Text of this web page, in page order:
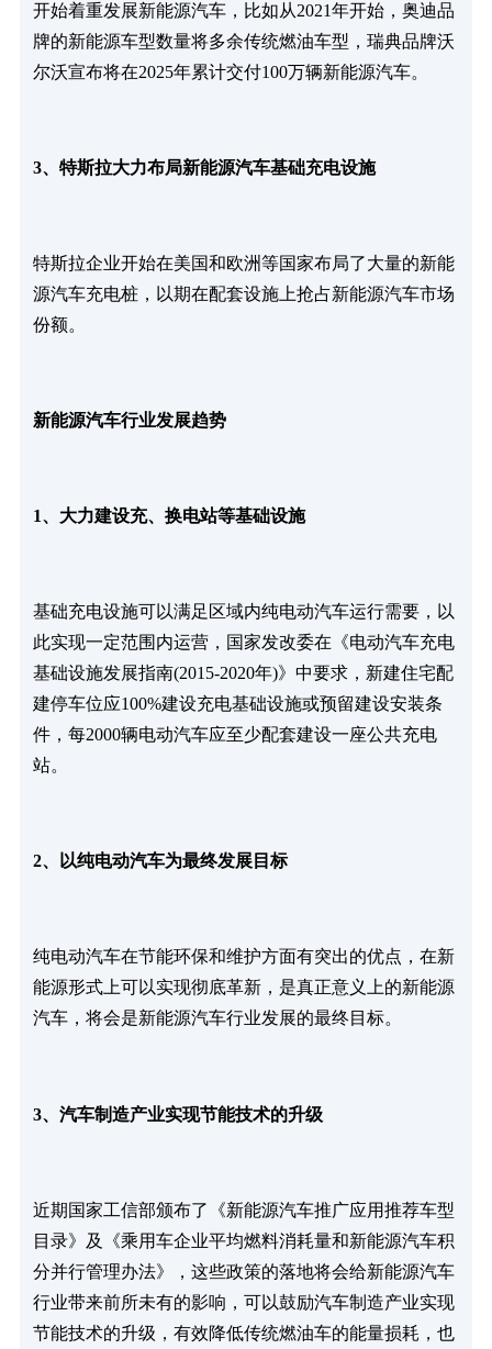
开始着重发展新能源汽车，比如从2021年开始，奥迪品
牌的新能源车型数量将多余传统燃油车型，瑞典品牌沃
尔沃宣布将在2025年累计交付100万辆新能源汽车。
3、特斯拉大力布局新能源汽车基础充电设施
特斯拉企业开始在美国和欧洲等国家布局了大量的新能
源汽车充电桩，以期在配套设施上抢占新能源汽车市场
份额。
新能源汽车行业发展趋势
1、大力建设充、换电站等基础设施
基础充电设施可以满足区域内纯电动汽车运行需要，以
此实现一定范围内运营，国家发改委在《电动汽车充电
基础设施发展指南(2015-2020年)》中要求，新建住宅配
建停车位应100%建设充电基础设施或预留建设安装条
件，每2000辆电动汽车应至少配套建设一座公共充电
站。
2、以纯电动汽车为最终发展目标
纯电动汽车在节能环保和维护方面有突出的优点，在新
能源形式上可以实现彻底革新，是真正意义上的新能源
汽车，将会是新能源汽车行业发展的最终目标。
3、汽车制造产业实现节能技术的升级
近期国家工信部颁布了《新能源汽车推广应用推荐车型
目录》及《乘用车企业平均燃料消耗量和新能源汽车积
分并行管理办法》，这些政策的落地将会给新能源汽车
行业带来前所未有的影响，可以鼓励汽车制造产业实现
节能技术的升级，有效降低传统燃油车的能量损耗，也